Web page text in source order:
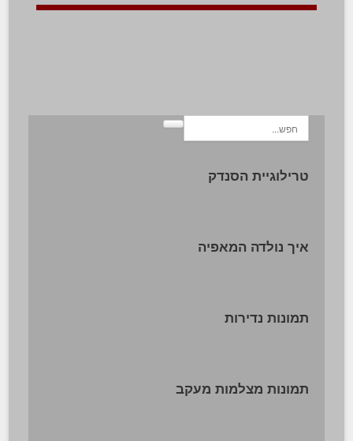
טרילוגיית הסנדק
איך נולדה המאפיה
תמונות נדירות
תמונות מצלמות מעקב